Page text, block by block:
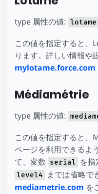
type 属性の値: lotame
この値を指定すると、
ります。詳しい情報や
mylotame.force.com
Médiamétrie
type 属性の値:
この値を指定すると
ページを利用できるよ
て、変数 serial を
level4
までは省略で
mediametrie.com を